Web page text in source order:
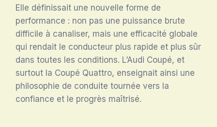
Elle définissait une nouvelle forme de
performance : non pas une puissance brute
difficile à canaliser, mais une efficacité globale
qui rendait le conducteur plus rapide et plus sûr
dans toutes les conditions. L’Audi Coupé, et
surtout la Coupé Quattro, enseignait ainsi une
philosophie de conduite tournée vers la
confiance et le progrès maîtrisé.